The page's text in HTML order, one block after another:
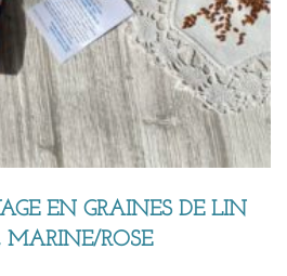
EN GRAINES DE LIN
ROSE